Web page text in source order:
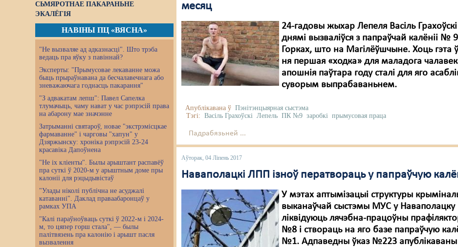
СЬМЯРОТНАЕ ПАКАРАНЬНЕ
ЭКАЛЁГІЯ
НАВІНЫ ПЦ «ВЯСНА»
"Не вызваляе ад адказнасці". Што трэба
ведаць пра яўку з павіннай?
Эксперты: "Прымусовае лекаванне можа
быць прыраўнавана да бесчалавечнага або
зневажаючага годнасць пакарання"
"З адвакатам лепш": Павел Сапелка
тлумачыць, чаму нават у час рэпрэсій права
на абарону мае значэнне
Затрыманні святароў, новае "экстрэмісцкае
фармаванне" і чарговы "хапун" у
Дзяржынску: хроніка рэпрэсій 23-24
красавіка Дапоўнена
"Не іх кліенты". Былы арыштант распавёў
пра суткі ў 2020-м у арыштным доме пры
калоніі для рэцыдывістаў
"Улады ніколі публічна не асуджалі
катаванні". Даклад праваабаронцаў у
рамках УПА
"Калі параўноўваць суткі ў 2022-м і 2024-
м, то цяпер горш стала", — былы
палітвязень пра калонію і арышт пасля
вызвалення
месяц
24-гадовы жыхар Лепеля Васіль Грахоўскі
днямі вызваліўся з папраўчай калёніі №
Горках, што на Магілёўшчыне. Хоць гэта
ня першая «ходка» для маладога
апошнія паўтара году сталі для яго
суворым выпрабаваньнем.
Апублікавана ў Пэнітэнцыярная сыстэма
Тэгі:
Васіль Грахоўскі Лепель ПК №9 заробкі прымусовая праца
Падрабязьней ...
Аўторак, 04 Ліпень 2017
Наваполацкі ЛПП ізноў ператвораць у папраўчую
У мэтах аптымізацыі структуры
выканаўчай сыстэмы МУС у Наваполацку
ліквідуюць лячэбна-працоўны
№8 і створаць на яго базе папраўчую
№1. Адпаведны ўказ №223